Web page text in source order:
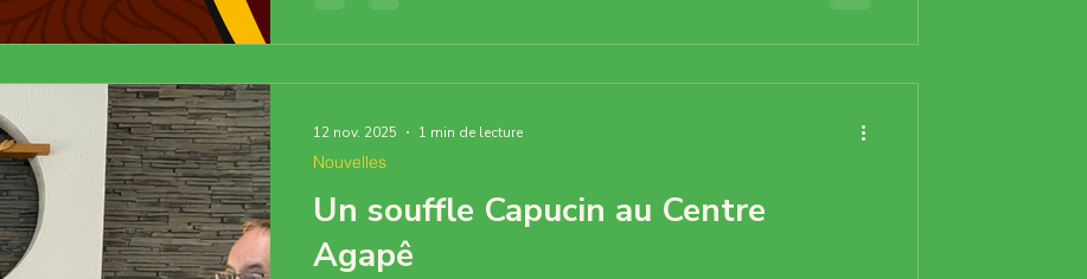
Un souffle Capucin au Centre
Agapê
Nouvelles
12 nov. 2025 1 min de lecture